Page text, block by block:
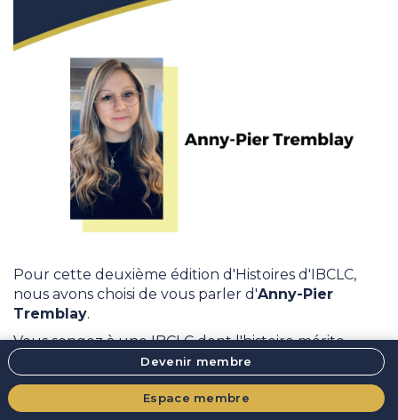
Devenir membre
Espace membre
Pour cette deuxième édition d'Histoires d'IBCLC,
nous avons choisi de vous parler d'Anny-Pier
Tremblay.
Vous songez à une IBCLC dont l'histoire mérite
d'être présentée? Contactez Julie Boulet, notre
coordonnatrice, qui se fera un plaisir d'écrire un
article sur cette professionnelle exceptionnelle!